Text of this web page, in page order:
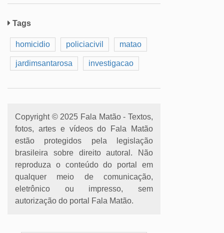
Tags
homicidio policiacivil matao
jardimsantarosa investigacao
Copyright © 2025 Fala Matão - Textos,
fotos, artes e vídeos do Fala Matão
estão protegidos pela legislação
brasileira sobre direito autoral. Não
reproduza o conteúdo do portal em
qualquer meio de comunicação,
eletrônico ou impresso, sem
autorização do portal Fala Matão.